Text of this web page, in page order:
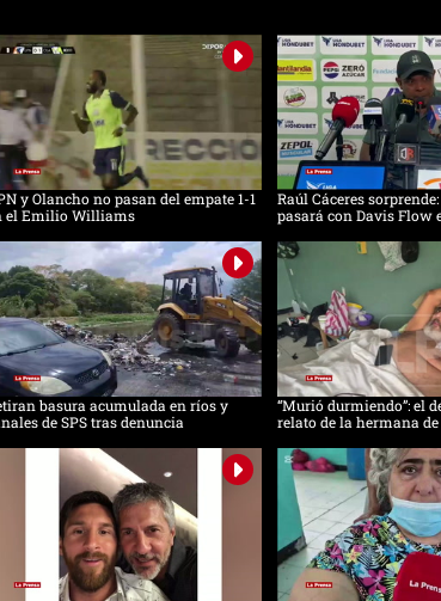
y Olancho no pasan del empate 1-1
el Emilio Williams
Raúl Cáceres
pasará con Davis Flow
basura acumulada en ríos y
de SPS tras denuncia
“Murió durmiendo”: el
relato de la hermana